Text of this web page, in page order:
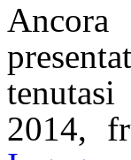
2014,